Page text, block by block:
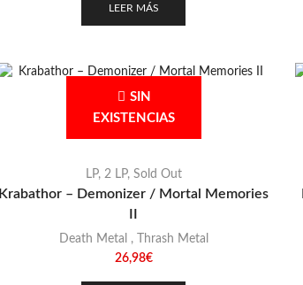
LEER MÁS
SIN
EXISTENCIAS
LP, 2 LP, Sold Out
Krabathor – Demonizer / Mortal Memories
Death Metal ,
Thrash Metal
26,98€